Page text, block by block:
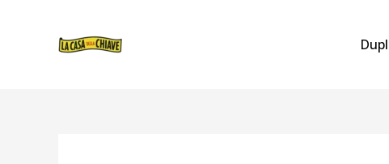
CONTENUTO